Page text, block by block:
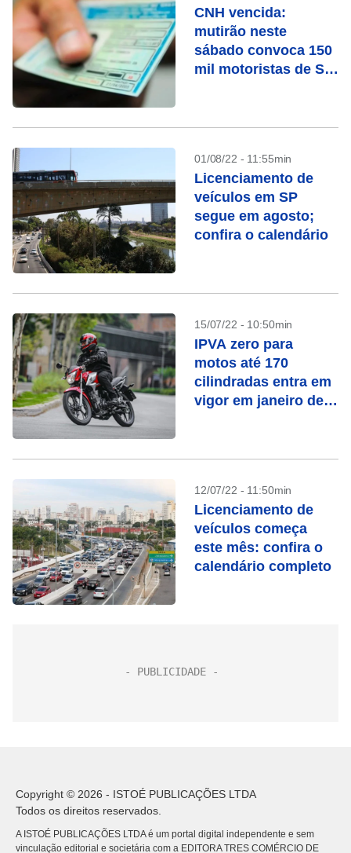
CNH vencida:
mutirão neste
sábado convoca 150
mil motoristas de SP
01/08/22 - 11:55min
Licenciamento de
veículos em SP
segue em agosto;
confira o calendário
15/07/22 - 10:50min
IPVA zero para
motos até 170
cilindradas entra em
vigor em janeiro de
12/07/22 - 11:50min
Licenciamento de
veículos começa
este mês: confira o
calendário completo
Copyright © 2026 - ISTOÉ PUBLICAÇÕES LTDA
Todos os direitos reservados.
A ISTOÉ PUBLICAÇÕES LTDA é um portal digital independente e sem
vinculação editorial e societária com a EDITORA TRES COMÉRCIO DE